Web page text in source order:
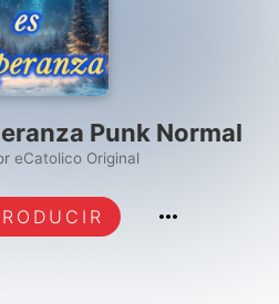
Punk Normal
eCatolico Original